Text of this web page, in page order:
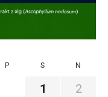
P S N
1
2